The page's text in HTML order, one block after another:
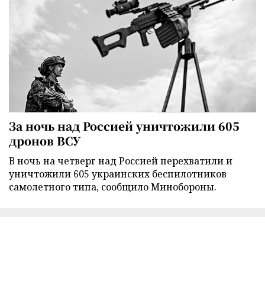
За ночь над Россией уничтожили 605
дронов ВСУ
В ночь на четверг над Россией перехватили и
уничтожили 605 украинских беспилотников
самолетного типа, сообщило Минобороны.